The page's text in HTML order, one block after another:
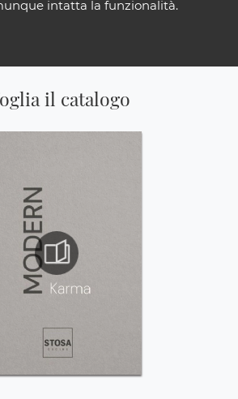
intatta la funzionalità.
il catalogo